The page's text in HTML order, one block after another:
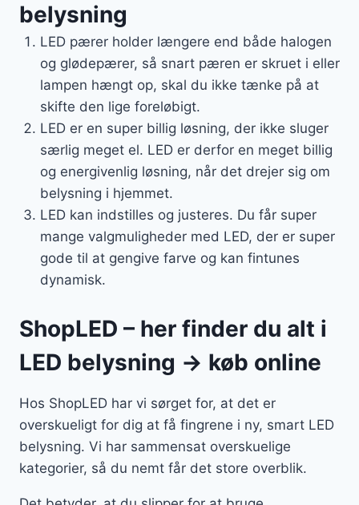
belysning
LED pærer holder længere end både halogen
og glødepærer, så snart pæren er skruet i eller
lampen hængt op, skal du ikke tænke på at
skifte den lige foreløbigt.
LED er en super billig løsning, der ikke sluger
særlig meget el. LED er derfor en meget billig
og energivenlig løsning, når det drejer sig om
belysning i hjemmet.
LED kan indstilles og justeres. Du får super
mange valgmuligheder med LED, der er super
gode til at gengive farve og kan fintunes
dynamisk.
ShopLED – her finder du alt i
LED belysning → køb online
Hos ShopLED har vi sørget for, at det er
overskueligt for dig at få fingrene i ny, smart LED
belysning. Vi har sammensat overskuelige
kategorier, så du nemt får det store overblik.